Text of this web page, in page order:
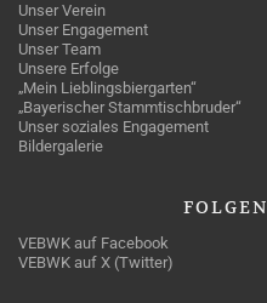
Unser Verein
Unser Engagement
Unser Team
Unsere Erfolge
„Mein Lieblingsbiergarten“
„Bayerischer Stammtischbruder“
Unser soziales Engagement
Bildergalerie
FOLGEN
VEBWK auf Facebook
VEBWK auf X (Twitter)